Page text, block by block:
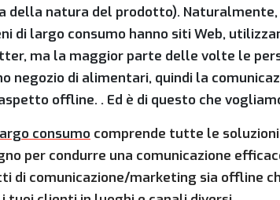
della natura del prodotto). Naturalmente,
di largo consumo hanno siti Web,
ma la maggior parte delle volte le
negozio di alimentari, quindi la
offline. . Ed è di questo che
consumo comprende tutte le
per condurre una comunicazione
di comunicazione/marketing sia offline